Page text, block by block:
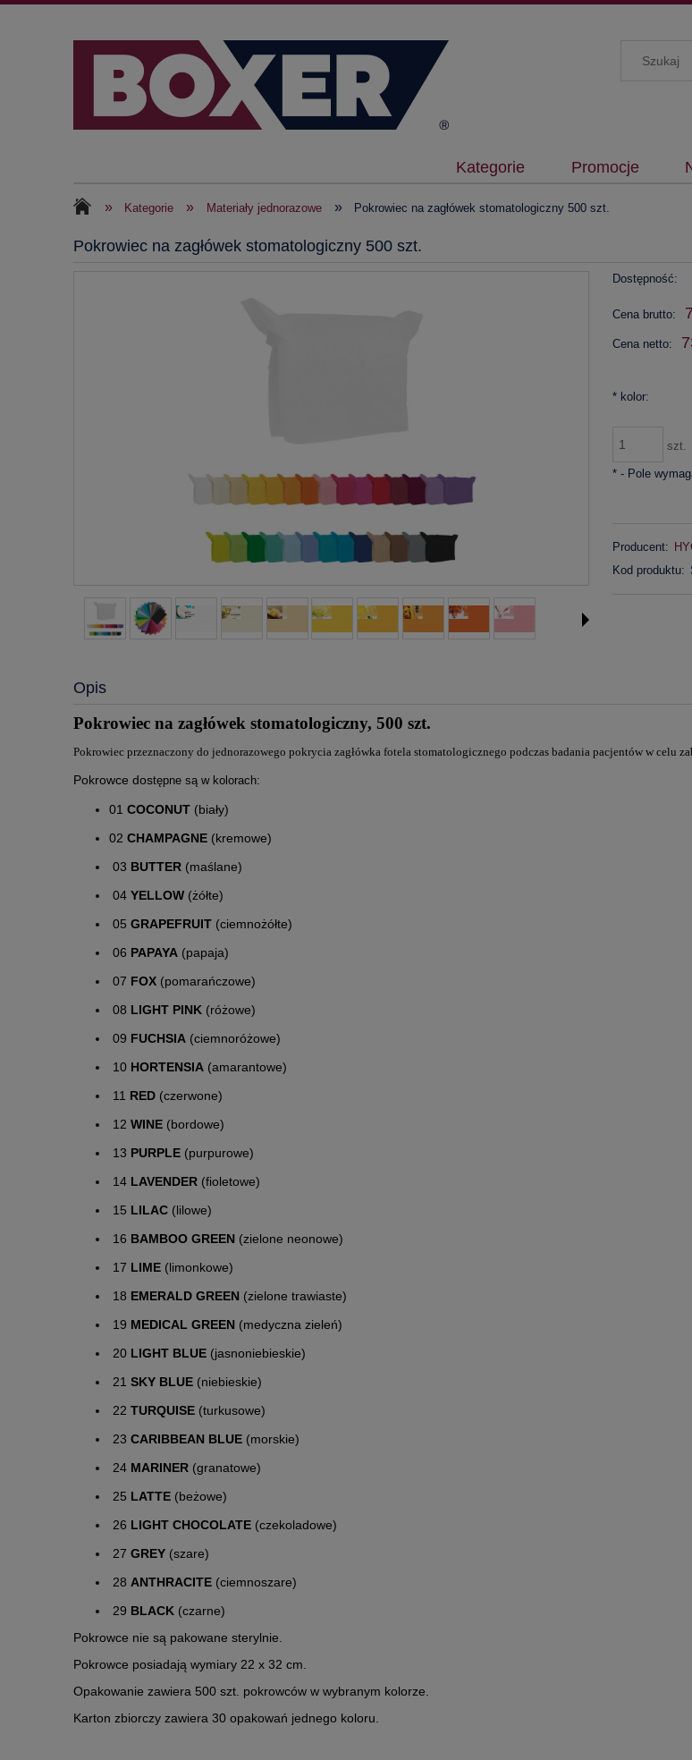
Kategorie Promocje
» Kategorie » Materiały jednorazowe » Pokrowiec na zagłówek stomatologiczny 500 szt.
Pokrowiec na zagłówek stomatologiczny 500 szt.
Dostępność:
Cena brutto:
Cena netto:
*kolor:
szt.
*- Pole
Producent:
Kod produktu:
Opis
Pokrowiec na zagłówek stomatologiczny, 500 szt.
Pokrowiec przeznaczony do jednorazowego pokrycia zagłówka fotela stomatologicznego podczas badania pacjentów w celu
Pokrowce dostępne są w kolorach:
01 COCONUT (biały)
02 CHAMPAGNE (kremowe)
03 BUTTER (maślane)
04 YELLOW (żółte)
05 GRAPEFRUIT (ciemnożółte)
06 PAPAYA (papaja)
07 FOX (pomarańczowe)
08 LIGHT PINK (różowe)
09 FUCHSIA (ciemnoróżowe)
10 HORTENSIA (amarantowe)
11 RED (czerwone)
12 WINE (bordowe)
13 PURPLE (purpurowe)
14 LAVENDER (fioletowe)
15 LILAC (lilowe)
16 BAMBOO GREEN (zielone neonowe)
17 LIME (limonkowe)
18 EMERALD GREEN (zielone trawiaste)
19 MEDICAL GREEN (medyczna zieleń)
20 LIGHT BLUE (jasnoniebieskie)
21 SKY BLUE (niebieskie)
22 TURQUISE (turkusowe)
23 CARIBBEAN BLUE (morskie)
24 MARINER (granatowe)
25 LATTE (beżowe)
26 LIGHT CHOCOLATE (czekoladowe)
27 GREY (szare)
28 ANTHRACITE (ciemnoszare)
29 BLACK (czarne)
Pokrowce nie są pakowane sterylnie.
Pokrowce posiadają wymiary 22 x 32 cm.
Opakowanie zawiera 500 szt. pokrowców w wybranym kolorze.
Karton zbiorczy zawiera 30 opakowań jednego koloru.